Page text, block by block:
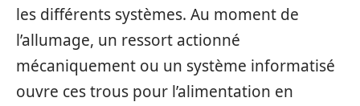
les différents systèmes. Au moment de
l’allumage, un ressort actionné
mécaniquement ou un système informatisé
ouvre ces trous pour l’alimentation en